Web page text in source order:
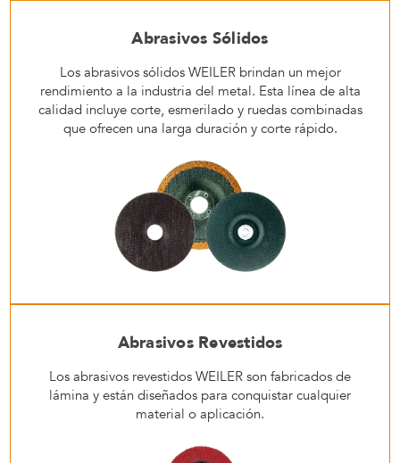
Abrasivos Sólidos
Los abrasivos sólidos WEILER brindan un mejor
rendimiento a la industria del metal. Esta línea de alta
calidad incluye corte, esmerilado y ruedas combinadas
que ofrecen una larga duración y corte rápido.
Abrasivos Revestidos
Los abrasivos revestidos WEILER son fabricados de
lámina y están diseñados para conquistar cualquier
material o aplicación.